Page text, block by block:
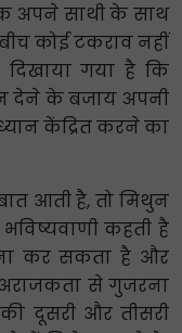
अपने साथी के साथ
कोई टकराव नहीं
दिखाया गया है कि
देने के बजाय अपनी
केंद्रित करने का
आती है, तो मिथुन
कहती है
कर सकता है और
से गुजरना
दूसरी और तीसरी